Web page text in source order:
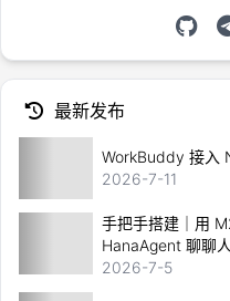
最新发布
WorkBuddy 接入
2026-7-11
手把手搭建｜用
HanaAgent 聊聊
2026-7-5